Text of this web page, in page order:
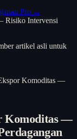
Pro →
artikel asli untuk
Komoditas —
Komoditas —